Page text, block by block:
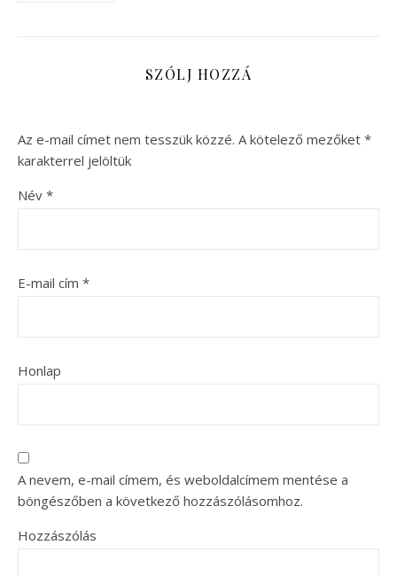
SZÓLJ HOZZÁ
Az e-mail címet nem tesszük közzé. A kötelező mezőket *
karakterrel jelöltük
Név *
E-mail cím *
Honlap
A nevem, e-mail címem, és weboldalcímem mentése a
böngészőben a következő hozzászólásomhoz.
Hozzászólás